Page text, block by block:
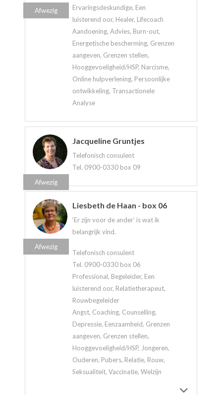
Ervaringsdeskundige, Een
luisterend oor, Healer, Lifecoach
Aandoening, Advies, Burn-out,
Energetische bescherming, Grenzen
aangeven, Grenzen stellen,
Hooggevoeligheid/HSP, Narcisme,
Online hulpverlening, Persoonlijke
ontwikkeling, Transactionele
Analyse
Afwezig
Jacqueline Gruntjes
Telefonisch consulent
Tel. 0900-0330 box 09
Afwezig
Liesbeth de Haan - box 06
‘Er zijn voor de ander’ is wat ik
belangrijk vind.
Telefonisch consulent
Tel. 0900-0330 box 06
Professional, Begeleider, Een
luisterend oor, Relatietherapeut,
Rouwbegeleider
Angst, Coaching, Counselling,
Depressie, Eenzaamheid, Grenzen
aangeven, Grenzen stellen,
Hooggevoeligheid/HSP, Jongeren,
Ouderen, Pubers, Relatie, Rouw,
Seksualiteit, Vaccinatie, Welzijn
Afwezig